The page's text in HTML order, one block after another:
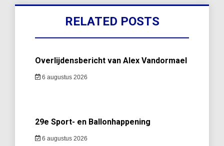
RELATED POSTS
Overlijdensbericht van Alex Vandormael
6 augustus 2026
29e Sport- en Ballonhappening
6 augustus 2026